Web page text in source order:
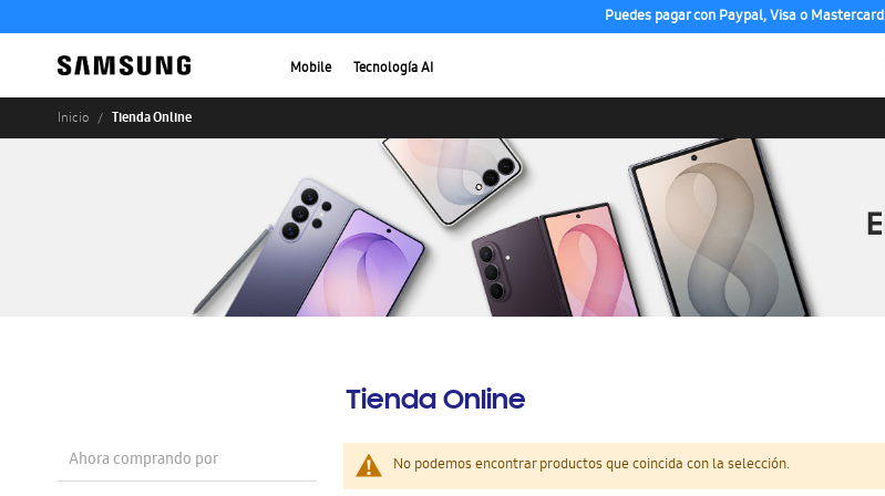
Puedes pagar con Paypal, Visa o Mastercard
Mobile Tecnología AI
Inicio Tienda Online
Tienda Online
No podemos encontrar productos que coincida con la selección.
Ahora comprando por